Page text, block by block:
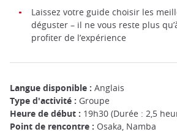
Laissez votre guide choisir les
déguster – il ne vous reste plus
profiter de l’expérience
Langue disponible : Anglais
Type d'activité : Groupe
Heure de début : 19h30 (Durée : 2,5
Point de rencontre : Osaka, Namba